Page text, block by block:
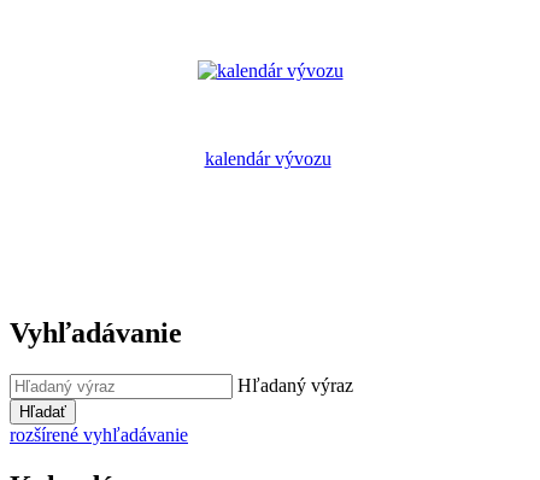
kalendár vývozu
Vyhľadávanie
Hľadaný výraz
Hľadať
rozšírené vyhľadávanie